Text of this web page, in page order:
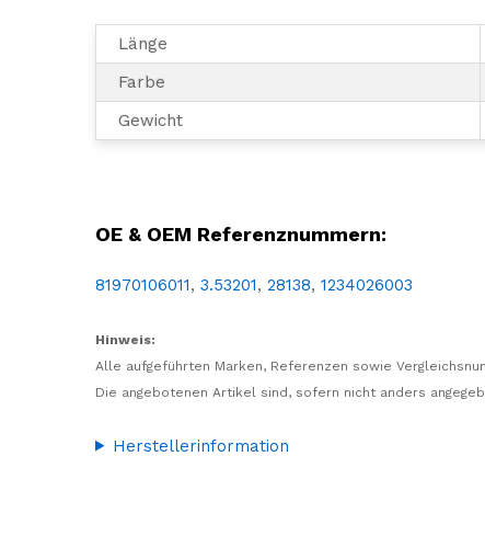
Länge
Farbe
Gewicht
OE & OEM Referenznummern:
81970106011, 3.53201, 28138, 1234026003
Hinweis:
Alle aufgeführten Marken, Referenzen sowie
Die angebotenen Artikel sind, sofern nicht anders
Herstellerinformation